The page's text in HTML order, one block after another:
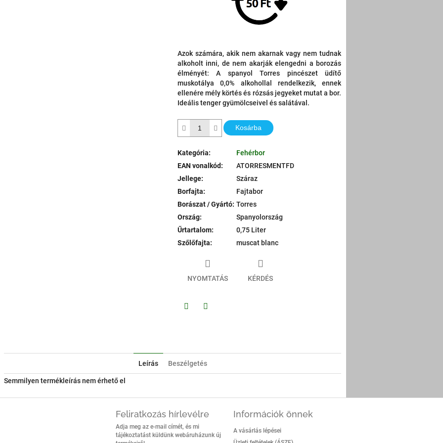
Azok számára, akik nem akarnak vagy nem tudnak
alkoholt inni, de nem akarják elengedni a borozás
élményét: A spanyol Torres pincészet üdítő
muskotálya 0,0% alkohollal rendelkezik, ennek
ellenére mély körtés és rózsás jegyeket mutat a bor.
Ideális tenger gyümölcseivel és salátával.
Kosárba
Kategória:
Fehérbor
EAN vonalkód:
ATORRESMENTFD
Jellege:
Száraz
Borfajta:
Fajtabor
Borászat / Gyártó: Torres
Ország:
Spanyolország
Űrtartalom:
0,75 Liter
Szőlőfajta: muscat blanc
NYOMTATÁS KÉRDÉS
Leírás Beszélgetés
Semmilyen termékleírás nem érhető el
Feliratkozás hírlevélre
Adja meg az e-mail címét, és mi
tájékoztatást küldünk webáruházunk új
Információk önnek
A vásárlás lépései